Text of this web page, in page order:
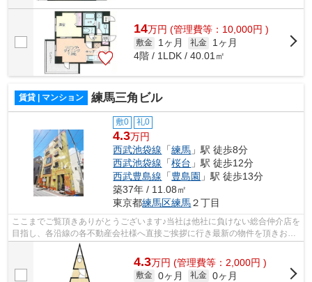
14万円 (管理費等：10,000円 )
敷金 1ヶ月 礼金
1ヶ月
4階 / 1LDK / 40.01㎡
賃貸 | マンション 練馬三角ビル
敷0 礼0
4.3万円
西武池袋線 「練馬 」駅 徒歩8分
西武池袋線 「桜台 」駅 徒歩12分
西武豊島線 「豊島園 」駅 徒歩13分
築37年 / 11.08㎡
東京都練馬区練馬２丁目
ここまでご覧頂きありがとうございます♪当社は他社に負けない総合仲介店を
目指し、各沿線の各不動産会社様へ直接ご挨拶に行き最新の物件を頂きお客
様へ提供しております！最新の情報は...
4.3万円 (管理費等：2,000円 )
敷金 0ヶ月 礼金 0ヶ月